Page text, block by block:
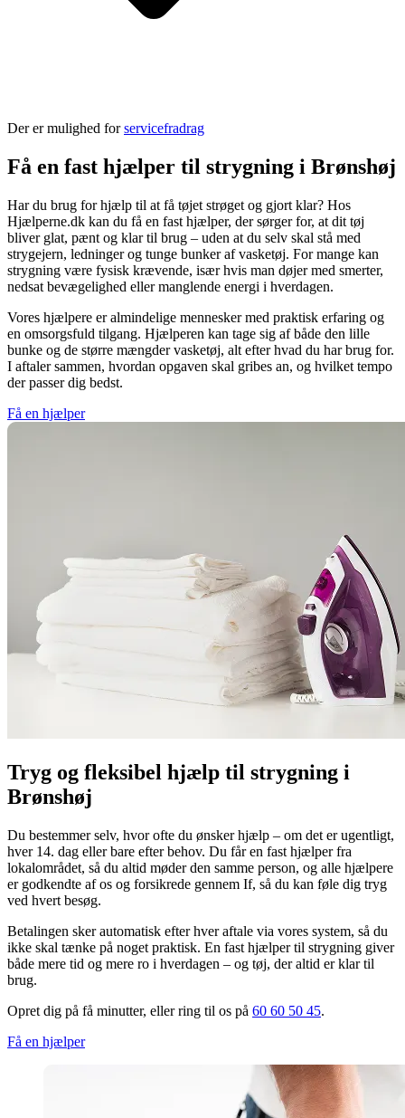
Der er mulighed forservicefradrag
Få en fast hjælper til strygning i Brønshøj
Har du brug for hjælp til at få tøjet strøget og gjort klar? Hos
Hjælperne.dk kan du få en fast hjælper, der sørger for, at dit tøj
bliver glat, pænt og klar til brug – uden at du selv skal stå med
strygejern, ledninger og tunge bunker af vasketøj. For mange kan
strygning være fysisk krævende, især hvis man døjer med smerter,
nedsat bevægelighed eller manglende energi i hverdagen.
Vores hjælpere er almindelige mennesker med praktisk erfaring og
en omsorgsfuld tilgang. Hjælperen kan tage sig af både den lille
bunke og de større mængder vasketøj, alt efter hvad du har brug for.
I aftaler sammen, hvordan opgaven skal gribes an, og hvilket tempo
der passer dig bedst.
Få en hjælper
Tryg og fleksibel hjælp til strygning i
Brønshøj
Du bestemmer selv, hvor ofte du ønsker hjælp – om det er ugentligt,
hver 14. dag eller bare efter behov. Du får en fast hjælper fra
lokalområdet, så du altid møder den samme person, og alle hjælpere
er godkendte af os og forsikrede gennem If, så du kan føle dig tryg
ved hvert besøg.
Betalingen sker automatisk efter hver aftale via vores system, så du
ikke skal tænke på noget praktisk. En fast hjælper til strygning giver
både mere tid og mere ro i hverdagen – og tøj, der altid er klar til
brug.
Opret dig på få minutter, eller ring til os på 60 60 50 45.
Få en hjælper